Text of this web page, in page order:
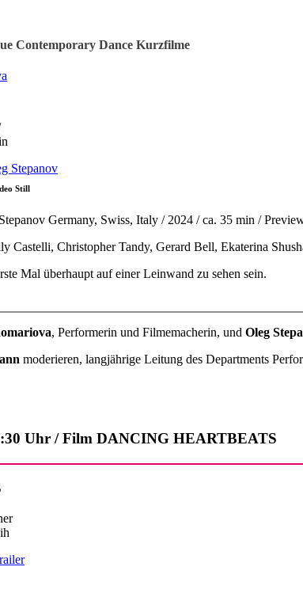
Contemporary Dance Kurzfilme
Still
Germany, Swiss, Italy / 2024 / ca. 35 min /
Castelli, Christopher Tandy, Gerard Bell, Ekaterina
Mal überhaupt auf einer Leinwand zu sehen sein.
, Performerin und Filmemacherin, und Oleg
moderieren, langjährige Leitung des Departments
Uhr / Film DANCING HEARTBEATS